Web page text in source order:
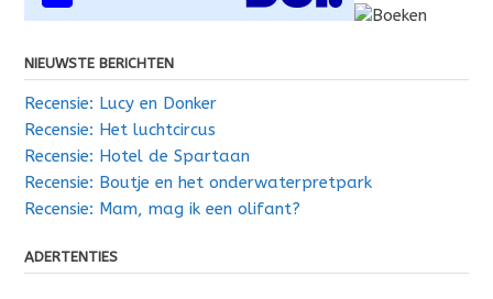
NIEUWSTE BERICHTEN
Recensie: Lucy en Donker
Recensie: Het luchtcircus
Recensie: Hotel de Spartaan
Recensie: Boutje en het onderwaterpretpark
Recensie: Mam, mag ik een olifant?
ADERTENTIES